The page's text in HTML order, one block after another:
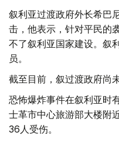
叙利亚过渡政府外长希巴
击，他表示，针对平民的
不了叙利亚国家建设。叙
员。
截至目前，叙过渡政府尚
恐怖爆炸事件在叙利亚时
士革市中心旅游部大楼附
36人受伤。